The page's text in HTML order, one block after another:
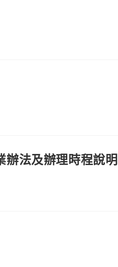
辦法及辦理時程說明